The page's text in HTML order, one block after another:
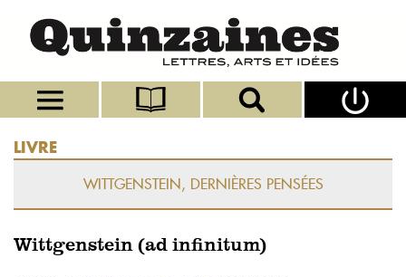
LIVRE
WITTGENSTEIN, DERNIÈRES PENSÉES
Wittgenstein (ad infinitum)